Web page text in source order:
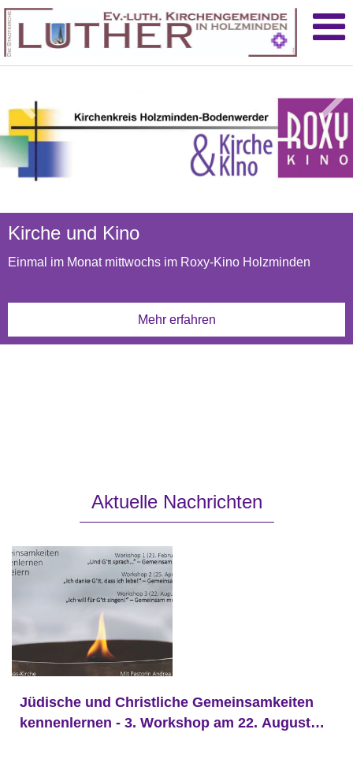
Liturgischer Kalender
Losung Samstag, 08. August 2026
Kirche und Kino
Einmal im Monat mittwochs im Roxy-Kino Holzminden
Mehr erfahren
Sprengelmagazin 2026
Dem Himmel ganz nah - und voller Geschichten
Mehr erfahren
Aktuelle Nachrichten
Jüdische und Christliche Gemeinsamkeiten
kennenlernen - 3. Workshop am 22. August